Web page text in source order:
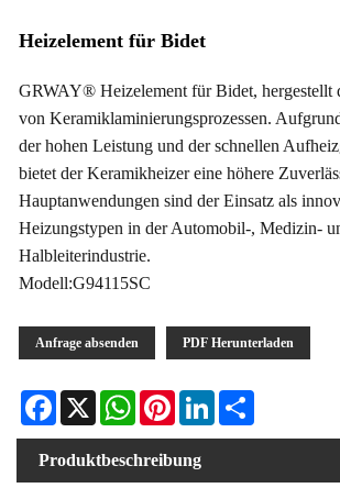
Heizelement für Bidet
GRWAY® Heizelement für Bidet, hergestellt
von Keramiklaminierungsprozessen.
der hohen Leistung und der schnellen
bietet der Keramikheizer eine höhere
Hauptanwendungen sind der Einsatz als
Heizungstypen in der Automobil-, Medizin-
Halbleiterindustrie.
Modell:G94115SC
Anfrage absenden PDF Herunterladen
Facebook
X WhatsAppPinterestLinkedIn
Produktbeschreibung